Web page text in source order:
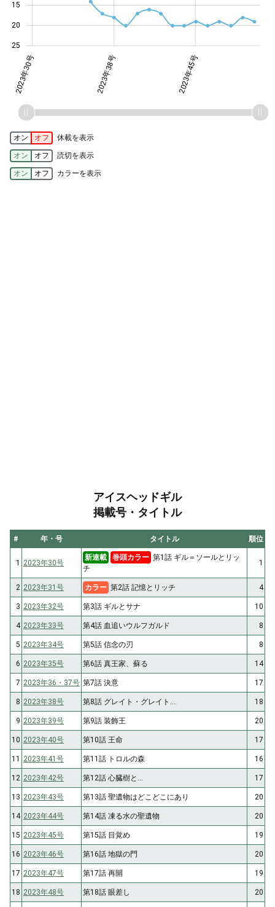
25
20
15
2023年30号
37号
43号
49号
2023年38号 2023年45号
オン オフ 休載を表示
オン オフ 読切を表示
オン オフ カラーを表示
アイスヘッドギル
掲載号・タイトル
# 年・号 タイトル 順位
1 2023年30号
新連載 巻頭カラー 第1話 ギル＝ソールとリッ
チ
1
2 2023年31号 カラー 第2話 記憶とリッチ 4
3 2023年32号 第3話 ギルとサナ 10
4 2023年33号 第4話 血追いウルフガルド 8
5 2023年34号 第5話 信念の刃 8
6 2023年35号 第6話 真王家、蘇る 14
7 2023年36・37号 第7話 決意 17
8 2023年38号 第8話 グレイト・グレイト… 18
9 2023年39号 第9話 装飾王 20
10 2023年40号 第10話 王命 17
11 2023年41号 第11話 トロルの森 16
12 2023年42号 第12話 心臓樹と… 17
13 2023年43号 第13話 聖遺物はどこどこにあり 20
14 2023年44号 第14話 凍る水の聖遺物 20
15 2023年45号 第15話 目覚め 19
16 2023年46号 第16話 地獄の門 20
17 2023年47号 第17話 再開 19
18 2023年48号 第18話 眼差し 20